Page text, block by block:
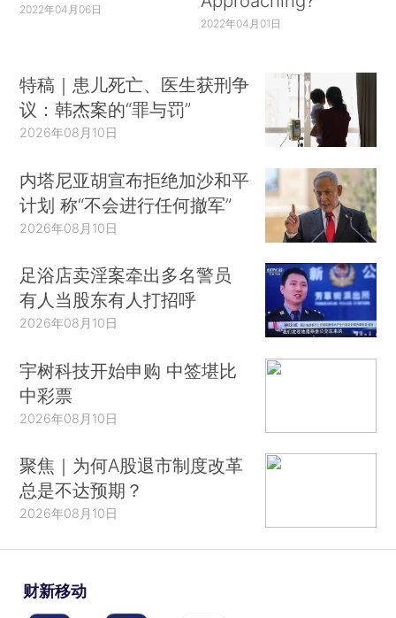
2022年04月06日
2022年04月01日
特稿｜患儿死亡、医生获刑争
议：韩杰案的“罪与罚”
2026年08月10日
内塔尼亚胡宣布拒绝加沙和平
计划 称“不会进行任何撤军”
2026年08月10日
足浴店卖淫案牵出多名警员
有人当股东有人打招呼
2026年08月10日
宇树科技开始申购 中签堪比
中彩票
2026年08月10日
聚焦｜为何A股退市制度改革
总是不达预期？
2026年08月10日
财新移动